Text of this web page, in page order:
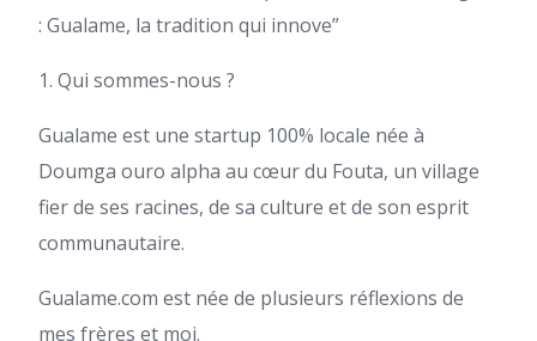
: Gualame, la tradition qui innove”
1. Qui sommes-nous ?
Gualame est une startup 100% locale née à
Doumga ouro alpha au cœur du Fouta, un village
fier de ses racines, de sa culture et de son esprit
communautaire.
Gualame.com est née de plusieurs réflexions de
mes frères et moi.